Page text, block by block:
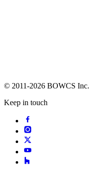
© 2011-2026 BOWCS Inc.
Keep in touch